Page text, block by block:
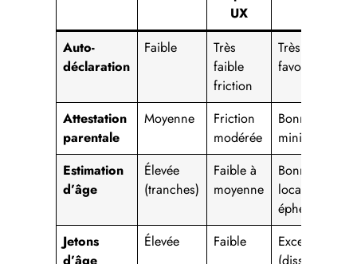
UX
Auto-
déclaration
Faible
Très
faible
friction
Très
favorable
Attestation
parentale
Moyenne
Friction
modérée
Bonne si
minimisée
Estimation
d’âge
Élevée
(tranches)
Faible à
moyenne
Bonne si
local/
éphémère
Jetons
Élevée Faible
Excellente